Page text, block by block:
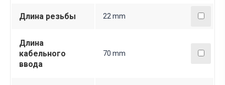
Длина резьбы 22 mm
Длина
кабельного
ввода
70 mm